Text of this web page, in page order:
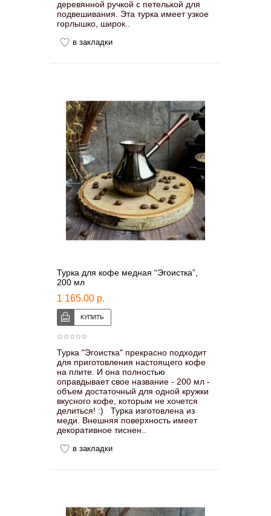
деревянной ручкой с петелькой для
подвешивания. Эта турка имеет узкое
горлышко, широк..
в закладки
Турка для кофе медная “Эгоистка”,
200 мл
1 165.00 р.
Турка "Эгоистка" прекрасно подходит
для приготовления настоящего кофе
на плите. И она полностью
оправдывает свое название - 200 мл -
объем достаточный для одной кружки
вкусного кофе, которым не хочется
делиться! :) Турка изготовлена из
меди. Внешняя поверхность имеет
декоративное тиснен..
в закладки